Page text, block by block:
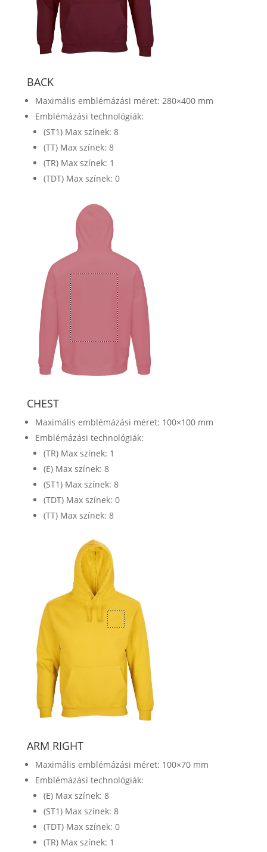
BACK
Maximális emblémázási méret: 280×400 mm
Emblémázási technológiák:
(ST1) Max színek: 8
(TT) Max színek: 8
(TR) Max színek: 1
(TDT) Max színek: 0
CHEST
Maximális emblémázási méret: 100×100 mm
Emblémázási technológiák:
(TR) Max színek: 1
(E) Max színek: 8
(ST1) Max színek: 8
(TDT) Max színek: 0
(TT) Max színek: 8
ARM RIGHT
Maximális emblémázási méret: 100×70 mm
Emblémázási technológiák:
(E) Max színek: 8
(ST1) Max színek: 8
(TDT) Max színek: 0
(TR) Max színek: 1